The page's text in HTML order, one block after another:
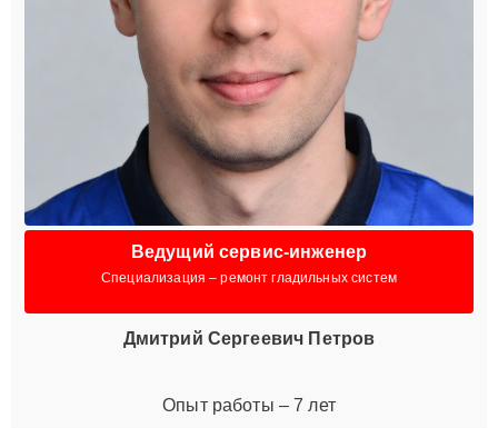
Ведущий сервис-инженер
Специализация – ремонт гладильных систем
Дмитрий Сергеевич Петров
Опыт работы – 7 лет